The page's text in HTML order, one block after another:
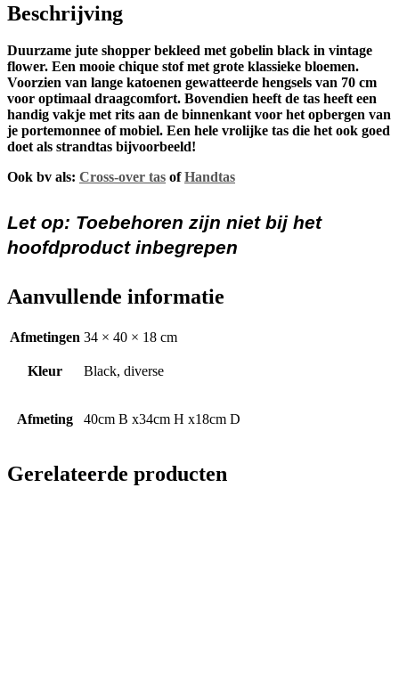
Beschrijving
Duurzame jute shopper bekleed met gobelin black in vintage
flower. Een mooie chique stof met grote klassieke bloemen.
Voorzien van lange katoenen gewatteerde hengsels van 70 cm
voor optimaal draagcomfort. Bovendien heeft de tas heeft een
handig vakje met rits aan de binnenkant voor het opbergen van
je portemonnee of mobiel. Een hele vrolijke tas die het ook goed
doet als strandtas bijvoorbeeld!
Ook bv als: Cross-over tas ofHandtas
Let op: Toebehoren zijn niet bij het
hoofdproduct inbegrepen
Aanvullende informatie
Afmetingen 34 × 40 × 18 cm
Kleur Black, diverse
Afmeting 40cm B x34cm H x18cm D
Gerelateerde producten